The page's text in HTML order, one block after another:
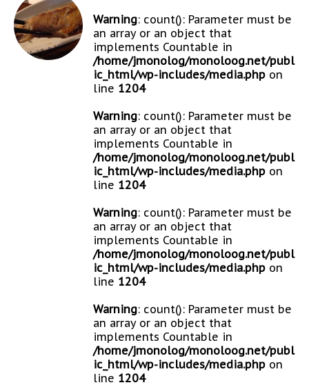
Warning: count(): Parameter must be
an array or an object that
implements Countable in
/home/jmonolog/monoloog.net/publ
ic_html/wp-includes/media.php on
line 1204
Warning: count(): Parameter must be
an array or an object that
implements Countable in
/home/jmonolog/monoloog.net/publ
ic_html/wp-includes/media.php on
line 1204
Warning: count(): Parameter must be
an array or an object that
implements Countable in
/home/jmonolog/monoloog.net/publ
ic_html/wp-includes/media.php on
line 1204
Warning: count(): Parameter must be
an array or an object that
implements Countable in
/home/jmonolog/monoloog.net/publ
ic_html/wp-includes/media.php on
line 1204